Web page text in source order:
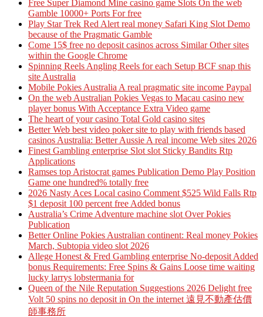
Free Super Diamond Mine casino game Slots On the web
Gamble 10000+ Ports For free
Play Star Trek Red Alert real money Safari King Slot Demo
because of the Pragmatic Gamble
Come 15$ free no deposit casinos across Similar Other sites
within the Google Chrome
Spinning Reels Angling Reels for each Setup BCF snap this
site Australia
Mobile Pokies Australia A real pragmatic site income Paypal
On the web Australian Pokies Vegas to Macau casino new
player bonus With Acceptance Extra Video game
The heart of your casino Total Gold casino sites
Better Web best video poker site to play with friends based
casinos Australia: Better Aussie A real income Web sites 2026
Finest Gambling enterprise Slot slot Sticky Bandits Rtp
Applications
Ramses top Aristocrat games Publication Demo Play Position
Game one hundred% totally free
2026 Nasty Aces Local casino Comment $525 Wild Falls Rtp
$1 deposit 100 percent free Added bonus
Australia’s Crime Adventure machine slot Over Pokies
Publication
Better Online Pokies Australian continent: Real money Pokies
March, Subtopia video slot 2026
Allege Honest & Fred Gambling enterprise No-deposit Added
bonus Requirements: Free Spins & Gains Loose time waiting
lucky larrys lobstermania for
Queen of the Nile Reputation Suggestions 2026 Delight free
Volt 50 spins no deposit in On the internet 遠見不動產估價
師事務所